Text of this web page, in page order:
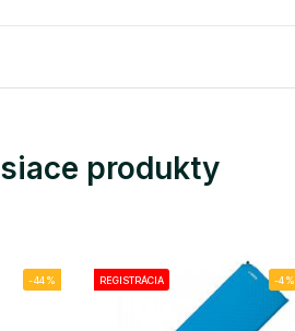
produkty
-44% REGISTRÁCIA -4%